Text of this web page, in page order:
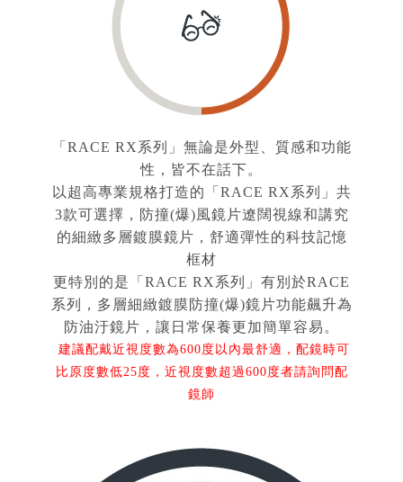
「RACE RX系列」無論是外型、質感和功能
性，皆不在話下。
以超高專業規格打造的「RACE RX系列」共
3款可選擇，防撞(爆)風鏡片遼闊視線和講究
的細緻多層鍍膜鏡片，舒適彈性的科技記憶
框材
更特別的是「RACE RX系列」有別於RACE
系列，多層細緻鍍膜防撞(爆)鏡片功能飆升為
防油汙鏡片，讓日常保養更加簡單容易。
建議配戴近視度數為600度以內最舒適，配鏡時可
比原度數低25度，近視度數超過600度者請詢問配
鏡師